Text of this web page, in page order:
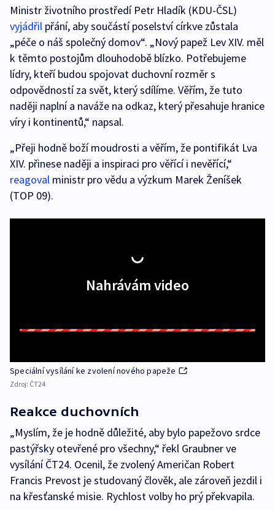
Ministr životního prostředí Petr Hladík (KDU-ČSL)
vyjádřil přání, aby součástí poselství církve zůstala
„péče o náš společný domov“. „Nový papež Lev XIV. měl
k těmto postojům dlouhodobě blízko. Potřebujeme
lídry, kteří budou spojovat duchovní rozměr s
odpovědností za svět, který sdílíme. Věřím, že tuto
naději naplní a naváže na odkaz, který přesahuje hranice
víry i kontinentů,“ napsal.
„Přeji hodně boží moudrosti a věřím, že pontifikát Lva
XIV. přinese naději a inspiraci pro věřící i nevěřící,“
reagoval ministr pro vědu a výzkum Marek Ženíšek
(TOP 09).
Nahrávám video
Speciální vysílání ke zvolení nového papeže
Zdroj: ČT24
Reakce duchovních
„Myslím, že je hodně důležité, aby bylo papežovo srdce
pastýřsky otevřené pro všechny,“ řekl Graubner ve
vysílání ČT24. Ocenil, že zvolený Američan Robert
Francis Prevost je studovaný člověk, ale zároveň jezdil i
na křesťanské misie. Rychlost volby ho prý překvapila.